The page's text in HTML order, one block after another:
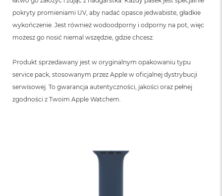
pokryty promieniami UV, aby nadać opasce jedwabiste, gładkie
wykończenie. Jest również wodoodporny i odporny na pot, więc
możesz go nosić niemal wszędzie, gdzie chcesz.
Produkt sprzedawany jest w oryginalnym opakowaniu typu
service pack, stosowanym przez Apple w oficjalnej dystrybucji
serwisowej. To gwarancja autentyczności, jakości oraz pełnej
zgodności z Twoim Apple Watchem.